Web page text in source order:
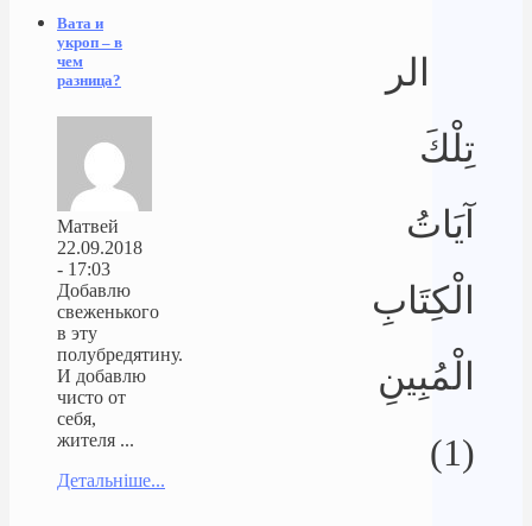
الر
تِلْكَ
آيَاتُ
الْكِتَابِ
الْمُبِينِ
(1)
Вата и
укроп – в
чем
разница?
Матвей
22.09.2018
- 17:03
Добавлю
свеженького
в эту
полубредятину.
И добавлю
чисто от
себя,
жителя ...
Детальніше...